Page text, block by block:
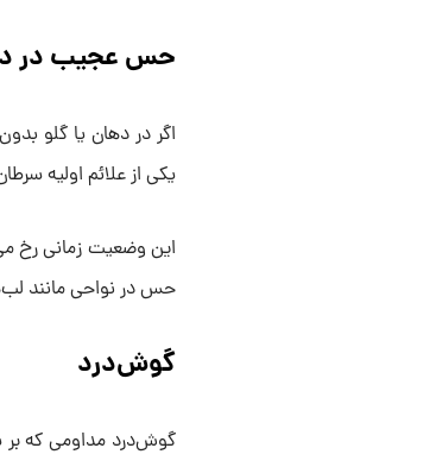
حس عجیب در
اگر در دهان یا گلو
یکی از علائم اولیه‌
این وضعیت زمانی رخ
حس در نواحی‌ مانند
گوش‌درد
گوش‌درد مداومی که بر